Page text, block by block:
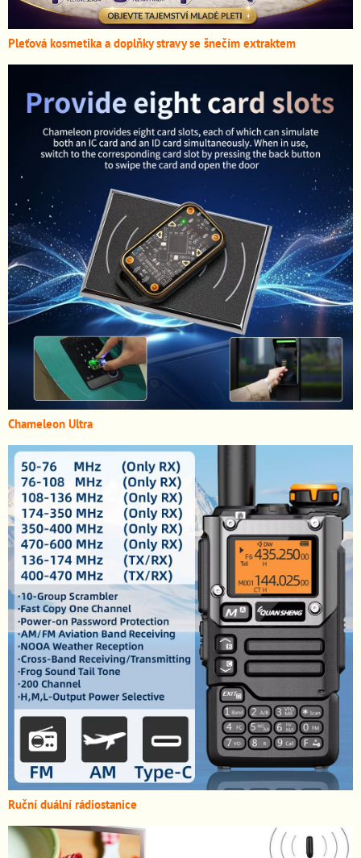
Pleťová kosmetika a doplňky stravy se šnečím extraktem
Chameleon Ultra
Ruční duální rádiostanice